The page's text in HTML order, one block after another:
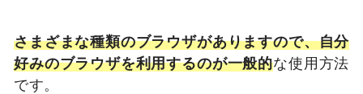
さまざまな種類のブラウザがありますので、自分
好みのブラウザを利用するのが一般的な使用方法
です。